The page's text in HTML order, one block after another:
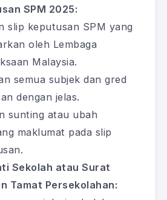
SPM 2025:
slip keputusan SPM yang
oleh Lembaga
Malaysia.
semua subjek dan gred
dengan jelas.
sunting atau ubah
maklumat pada slip
Sekolah atau Surat
Tamat Persekolahan: